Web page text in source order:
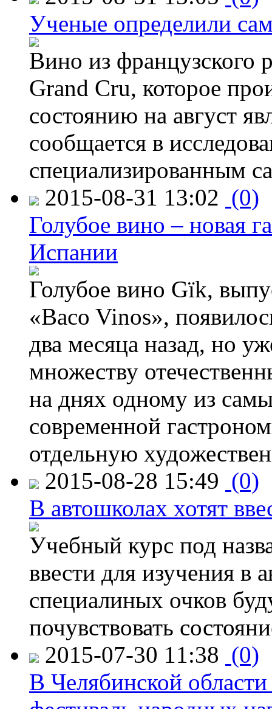
Ученые определили
Вино из французского
Grand Cru, которое
состоянию на август
сообщается в
специализированным
2015-08-31 13:02 (0)
Голубое вино – новая
Испании
Голубое вино Gïk,
«Baco Vinos»,
два месяца назад, но
множеству
на днях одному из
современной
отдельную
2015-08-28 15:49 (0)
В автошколах хотят
Учебный курс под
ввести для изучения
специалиных очков
почувствовать
2015-07-30 11:38 (0)
В Челябинской